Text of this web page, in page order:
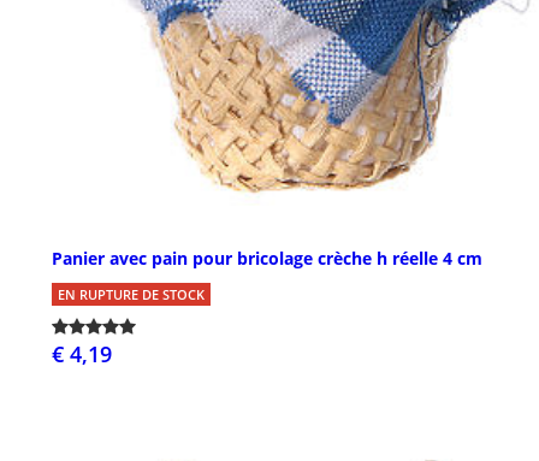
Panier avec pain pour bricolage crèche h réelle 4 cm
EN RUPTURE DE STOCK
€ 4,19